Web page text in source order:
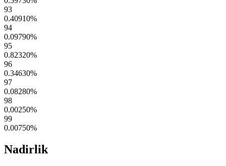
93
0.40910%
94
0.09790%
95
0.82320%
96
0.34630%
97
0.08280%
98
0.00250%
99
0.00750%
Nadirlik